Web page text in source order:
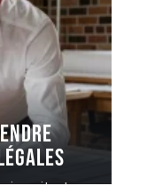
gravitent